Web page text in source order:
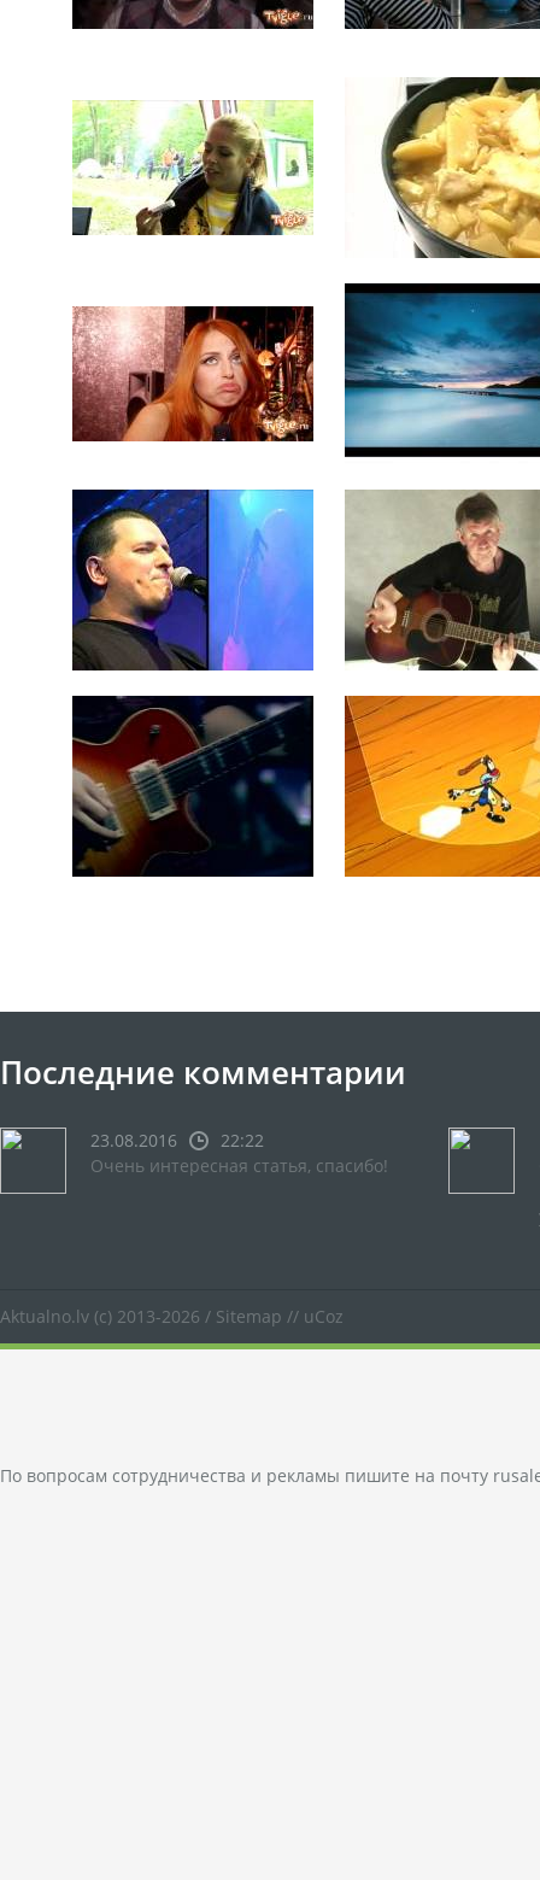
Последние комментарии
23.08.2016
22:22
Очень интересная статья, спасибо!
Aktualno.lv (c) 2013-2026 / Sitemap // uCoz
По вопросам сотрудничества и рекламы пишите на почту